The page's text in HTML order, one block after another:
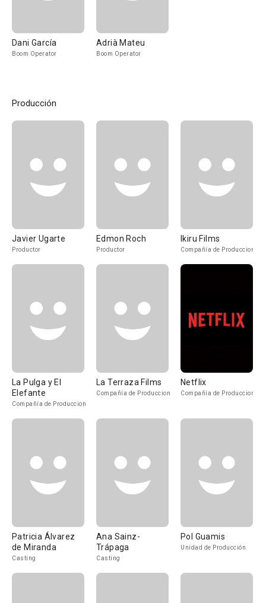
Dani García
Boom Operator
Adrià Mateu
Boom Operator
Producción
Javier Ugarte
Productor
Edmon Roch
Productor
Ikiru Films
Compañía de Produccion
La Pulga y El
Elefante
Compañía de Produccion
La Terraza Films
Compañía de Produccion
Netflix
Compañía de Produccion
Patricia Álvarez
de Miranda
Casting
Ana Sainz-
Trápaga
Casting
Pol Guamis
Unidad de Producción